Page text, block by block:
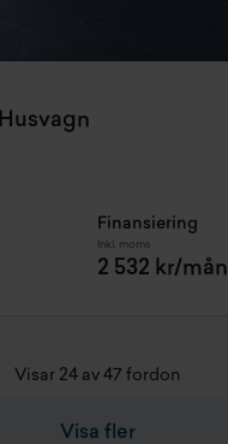
Finansiering
Inkl. moms
2 532 kr/mån
Visar 24 av 47 fordon
Visa fler